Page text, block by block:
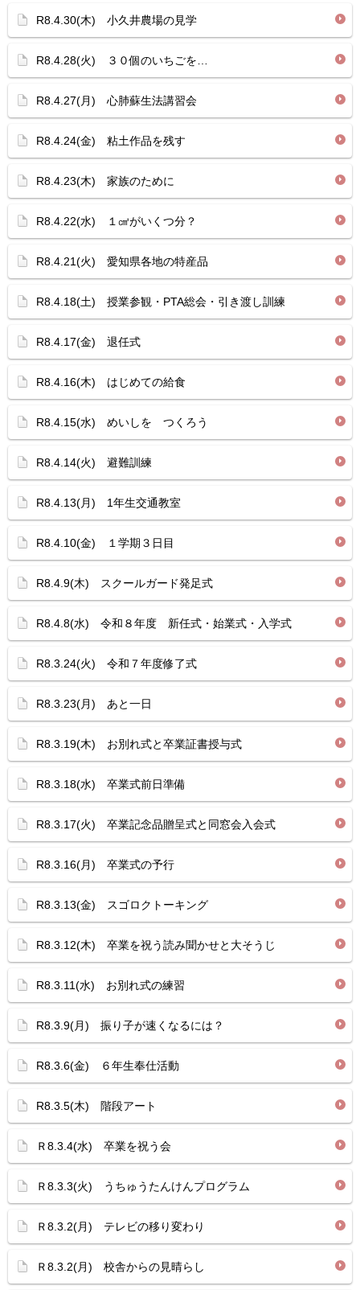
R8.4.30(木) 小久井農場の見学
R8.4.28(火) ３０個のいちごを…
R8.4.27(月) 心肺蘇生法講習会
R8.4.24(金) 粘土作品を残す
R8.4.23(木) 家族のために
R8.4.22(水) １㎤がいくつ分？
R8.4.21(火) 愛知県各地の特産品
R8.4.18(土) 授業参観・PTA総会・引き渡し訓練
R8.4.17(金) 退任式
R8.4.16(木) はじめての給食
R8.4.15(水) めいしを つくろう
R8.4.14(火) 避難訓練
R8.4.13(月) 1年生交通教室
R8.4.10(金) １学期３日目
R8.4.9(木) スクールガード発足式
R8.4.8(水) 令和８年度 新任式・始業式・入学式
R8.3.24(火) 令和７年度修了式
R8.3.23(月) あと一日
R8.3.19(木) お別れ式と卒業証書授与式
R8.3.18(水) 卒業式前日準備
R8.3.17(火) 卒業記念品贈呈式と同窓会入会式
R8.3.16(月) 卒業式の予行
R8.3.13(金) スゴロクトーキング
R8.3.12(木) 卒業を祝う読み聞かせと大そうじ
R8.3.11(水) お別れ式の練習
R8.3.9(月) 振り子が速くなるには？
R8.3.6(金) ６年生奉仕活動
R8.3.5(木) 階段アート
Ｒ8.3.4(水) 卒業を祝う会
Ｒ8.3.3(火) うちゅうたんけんプログラム
Ｒ8.3.2(月) テレビの移り変わり
Ｒ8.3.2(月) 校舎からの見晴らし